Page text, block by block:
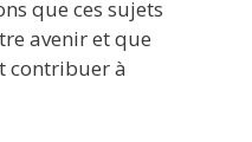
que ces sujets
avenir et que
contribuer à